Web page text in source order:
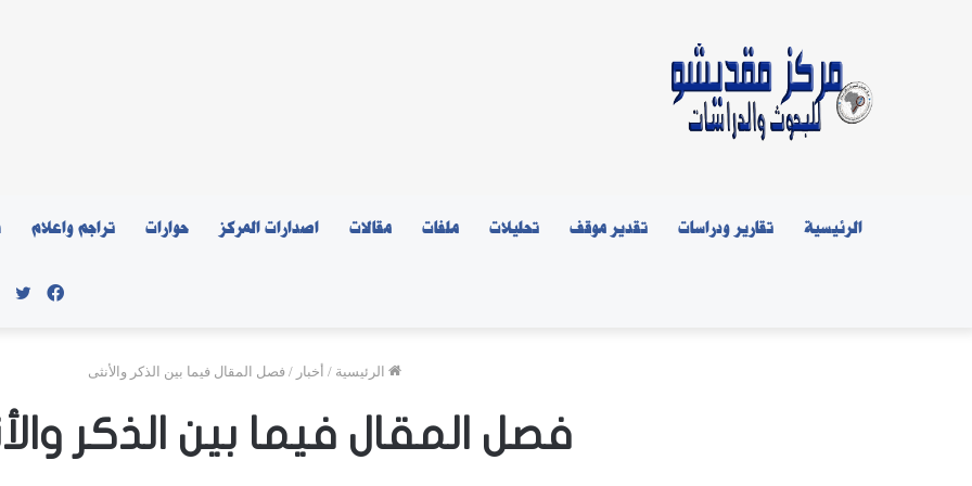
الرئيسية تقارير ودراسات تقدير موقف تحليلات ملفات مقالات اصدارات المركز حوارات تراجم واعلام
الرئيسية / أخبار / فصل المقال فيما بين الذكر والأنثى
فصل المقال فيما بين الذكر